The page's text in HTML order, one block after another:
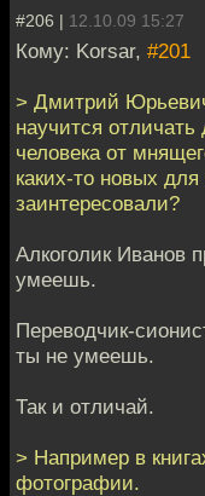
#206 | 12.10.09 15:27
Кому: Korsar, #201
> Дмитрий
научится
человека от
каких-то новых для
заинтересовали?
Алкоголик Иванов
умеешь.
Переводчик-
ты не умеешь.
Так и отличай.
> Например в
фотографии.